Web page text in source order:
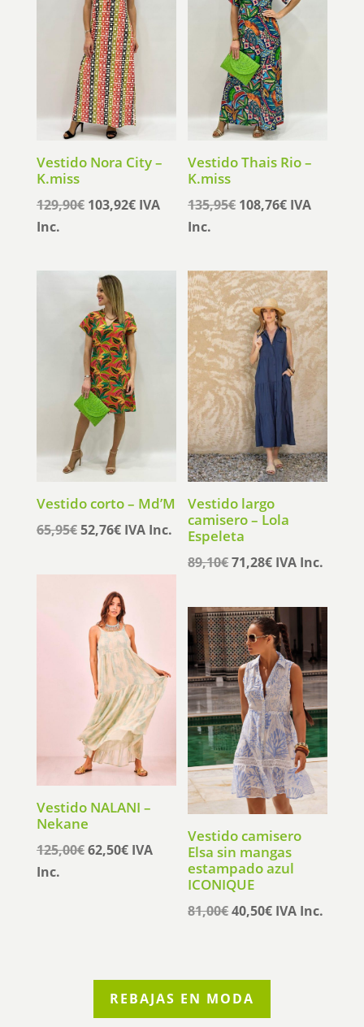
Vestido Nora City –
K.miss
129,90€ El
129,90€.
103,92€ElIVA
Inc.
Vestido Thais Rio –
K.miss
135,95€ El
era:
135,95€.
108,76€El
es:
108,76€.
IVA
Inc.
Vestido corto – Md’M
65,95€El
original
65,95€.
52,76€El
actual
es:
52,76€.
IVA Inc.
Vestido largo
camisero – Lola
Espeleta
89,10€El
original
era:
89,10€.
71,28€El
actual
es:
71,28€.
IVA Inc.
Vestido NALANI –
Nekane
125,00€El
62,50€ElIVA
Inc.
Vestido camisero
Elsa sin mangas
estampado azul
ICONIQUE
81,00€El
81,00€.
40,50€ElIVA Inc.
REBAJAS EN MODA